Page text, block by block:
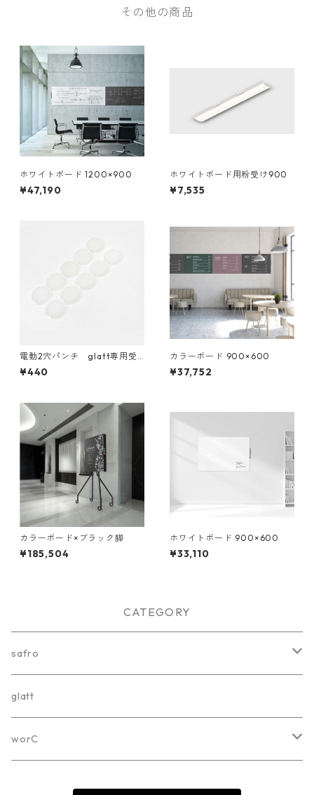
その他の商品
ホワイトボード 1200×900
¥47,190
ホワイトボード用粉受け900
¥7,535
電動2穴パンチ glatt専用受
板
¥440
カラーボード 900×600
¥37,752
カラーボード×ブラック脚
¥185,504
ホワイトボード 900×600
¥33,110
CATEGORY
safro
ホワイトボード
カラーボード
glatt
worC